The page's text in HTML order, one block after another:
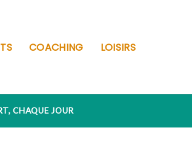
COACHING LOISIRS
CHAQUE JOUR